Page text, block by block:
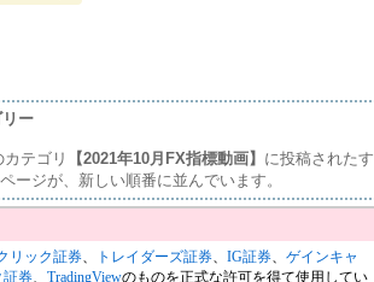
ー
カテゴリ 【2021年10月FX指標動画】 に投稿されたす
ージが、新しい順番に並んでいます。
リック証券、 トレイダーズ証券、 IG証券、 ゲインキャ
証券、 TradingViewのものを正式な許可を得て使用してい